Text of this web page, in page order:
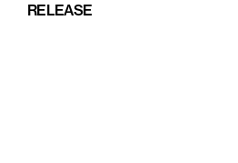
RELEASE